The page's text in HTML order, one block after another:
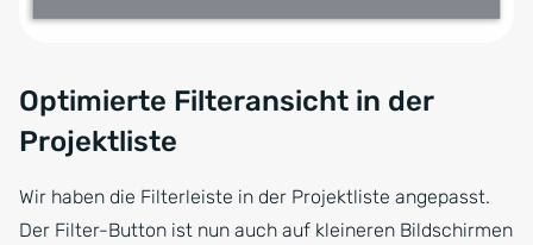
Optimierte Filteransicht in der
Projektliste
Wir haben die Filterleiste in der Projektliste angepasst.
Der Filter-Button ist nun auch auf kleineren Bildschirmen